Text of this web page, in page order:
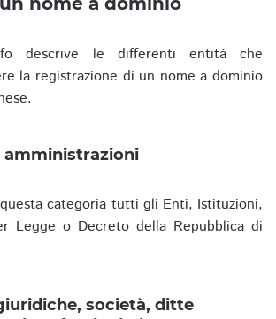
descrive le differenti entità che
la registrazione di un nome a dominio
amministrazioni
categoria tutti gli Enti, Istituzioni,
Legge o Decreto della Repubblica di
società, ditte